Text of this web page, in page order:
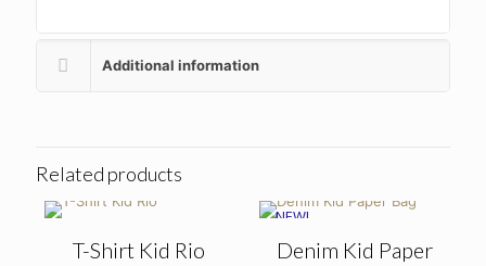
Additional information
Related products
T-Shirt Kid Rio
NEW!
Denim Kid Paper